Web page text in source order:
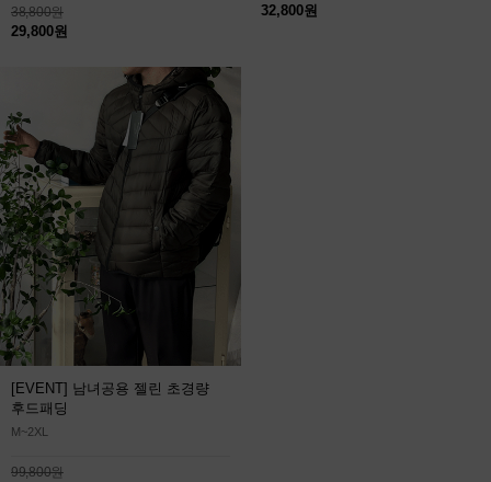
38,800원
29,800원
32,800원
[EVENT] 남녀공용 젤린 초경량
후드패딩
M~2XL
99,800원